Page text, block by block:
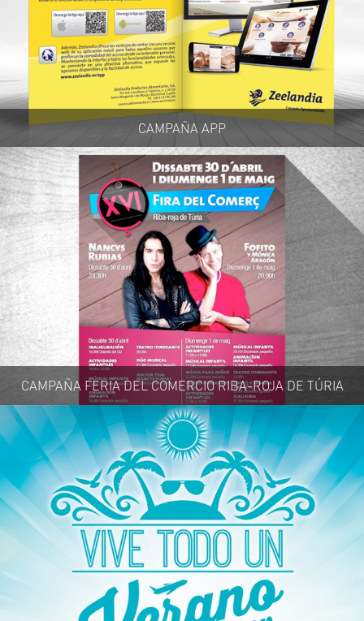
CAMPAÑA APP
CAMPAÑA FERIA DEL COMERCIO RIBA-ROJA DE TÚRIA